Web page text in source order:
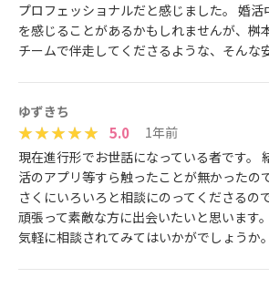
プロフェッショナルだと感じました。 婚
を感じることがあるかもしれませんが、桝
チームで伴走してくださるような、そんな
ゆずきち
5.0
1年前
現在進行形でお世話になっている者です。
活のアプリ等すら触ったことが無かったの
さくにいろいろと相談にのってくださるの
頑張って素敵な方に出会いたいと思います
気軽に相談されてみてはいかがでしょうか。